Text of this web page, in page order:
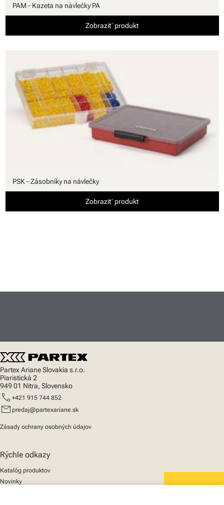
PAM - Kazeta na návlečky PA
Zobraziť produkt
PSK - Zásobníky na návlečky
Zobraziť produkt
Partex Ariane Slovakia s.r.o.
Piaristická 2
949 01 Nitra, Slovensko
call +421 915 744 852
mail predaj@partexariane.sk
Zásady ochrany osobných údajov
Rýchle odkazy
Katalóg produktov
Novinky